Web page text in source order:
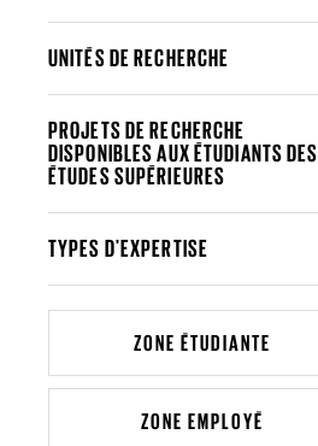
UNITÉS DE RECHERCHE
PROJETS DE RECHERCHE
DISPONIBLES AUX ÉTUDIANTS DES
ÉTUDES SUPÉRIEURES
TYPES D'EXPERTISE
ZONE ÉTUDIANTE
ZONE EMPLOYÉ